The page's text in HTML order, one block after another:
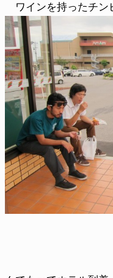
ワインを持ったチ